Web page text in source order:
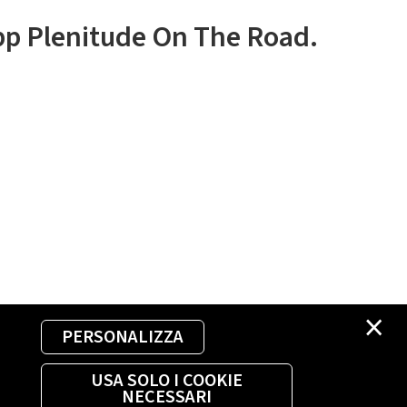
×
PERSONALIZZA
USA SOLO I COOKIE
NECESSARI
Plenitude On The Road.